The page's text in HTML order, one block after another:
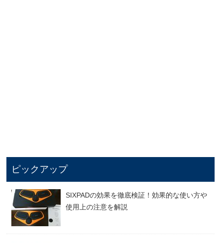
ピックアップ
SIXPADの効果を徹底検証！効果的な使い方や
使用上の注意を解説